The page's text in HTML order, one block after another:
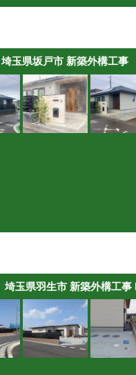
埼玉県坂戸市 新築外構工
埼玉県羽生市 新築外構工事